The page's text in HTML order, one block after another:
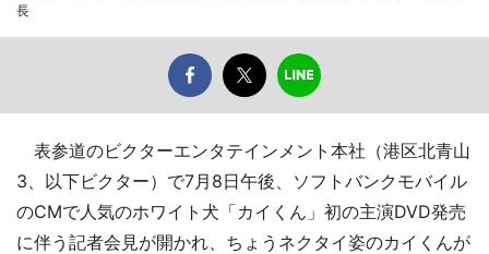
長
表参道のビクターエンタテインメント本社（港区北青山
3、以下ビクター）で7月8日午後、ソフトバンクモバイル
のCMで人気のホワイト犬「カイくん」初の主演DVD発売
に伴う記者会見が開かれ、ちょうネクタイ姿のカイくんが